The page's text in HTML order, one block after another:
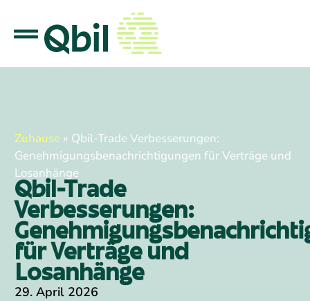
Zuhause » Qbil-Trade Verbesserungen:
Genehmigungsbenachrichtigungen für Verträge und
Losanhänge
Qbil-Trade
Verbesserungen:
für Verträge und
Losanhänge
29. April 2026